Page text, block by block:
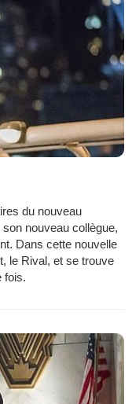
du nouveau
nouveau collègue,
Dans cette nouvelle
le Rival, et se trouve
fois.